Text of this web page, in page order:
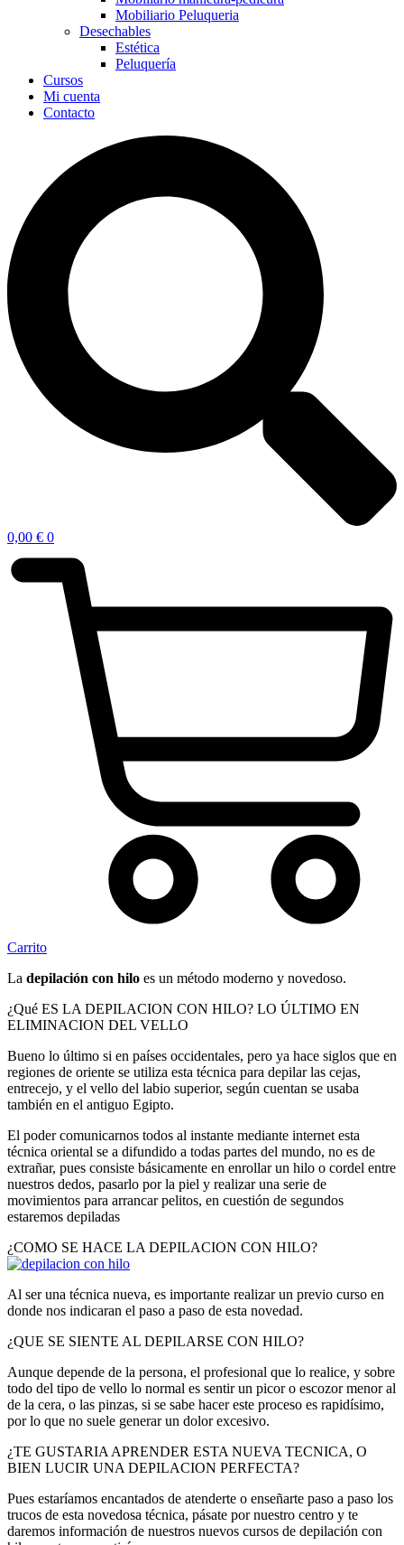
Mobiliario Peluqueria
Desechables
Estética
Peluquería
Cursos
Mi cuenta
Contacto
0,00 € 0
Carrito
La depilación con hilo es un método moderno y novedoso.
¿Qué ES LA DEPILACION CON HILO? LO ÚLTIMO EN
ELIMINACION DEL VELLO
Bueno lo último si en países occidentales, pero ya hace siglos que en
regiones de oriente se utiliza esta técnica para depilar las cejas,
entrecejo, y el vello del labio superior, según cuentan se usaba
también en el antiguo Egipto.
El poder comunicarnos todos al instante mediante internet esta
técnica oriental se a difundido a todas partes del mundo, no es de
extrañar, pues consiste básicamente en enrollar un hilo o cordel entre
nuestros dedos, pasarlo por la piel y realizar una serie de
movimientos para arrancar pelitos, en cuestión de segundos
estaremos depiladas
¿COMO SE HACE LA DEPILACION CON HILO?
Al ser una técnica nueva, es importante realizar un previo curso en
donde nos indicaran el paso a paso de esta novedad.
¿QUE SE SIENTE AL DEPILARSE CON HILO?
Aunque depende de la persona, el profesional que lo realice, y sobre
todo del tipo de vello lo normal es sentir un picor o escozor menor al
de la cera, o las pinzas, si se sabe hacer este proceso es rapidísimo,
por lo que no suele generar un dolor excesivo.
¿TE GUSTARIA APRENDER ESTA NUEVA TECNICA, O
BIEN LUCIR UNA DEPILACION PERFECTA?
Pues estaríamos encantados de atenderte o enseñarte paso a paso los
trucos de esta novedosa técnica, pásate por nuestro centro y te
daremos información de nuestros nuevos cursos de depilación con